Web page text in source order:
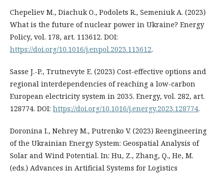
Chepeliev M., Diachuk O., Podolets R., Semeniuk A. (2023)
What is the future of nuclear power in Ukraine? Energy
Policy, vol. 178, art. 113612. DOI:
https://doi.org/10.1016/j.enpol.2023.113612.
Sasse J.-P., Trutnevyte E. (2023) Cost-effective options and
regional interdependencies of reaching a low-carbon
European electricity system in 2035. Energy, vol. 282, art.
128774. DOI: https://doi.org/10.1016/j.energy.2023.128774.
Doronina I., Nehrey M., Putrenko V. (2023) Reengineering
of the Ukrainian Energy System: Geospatial Analysis of
Solar and Wind Potential. In: Hu, Z., Zhang, Q., He, M.
(eds.) Advances in Artificial Systems for Logistics